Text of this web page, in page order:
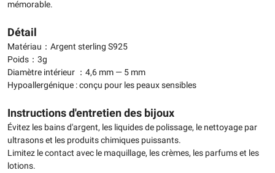
mémorable.
Détail
Matériau：Argent sterling S925
Poids：3g
Diamètre intérieur ：4,6 mm — 5 mm
Hypoallergénique : conçu pour les peaux sensibles
Instructions d'entretien des bijoux
Évitez les bains d'argent, les liquides de polissage, le nettoyage par
ultrasons et les produits chimiques puissants.
Limitez le contact avec le maquillage, les crèmes, les parfums et les
lotions.